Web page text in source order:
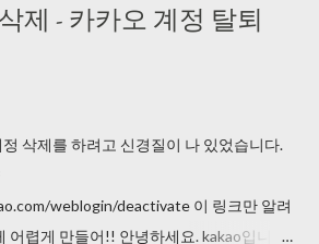
제 - 카카오 계정 탈퇴
삭제를 하려고 신경질이 나 있었습니다.
weblogin/deactivate 이 링크만 알려
어렵게 만들어!! 안녕하세요. kakao입니다.